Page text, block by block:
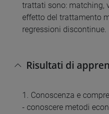
trattati sono: matching,
effetto del trattamento
regressioni discontinue.
Risultati di
1. Conoscenza e
- conoscere metodi